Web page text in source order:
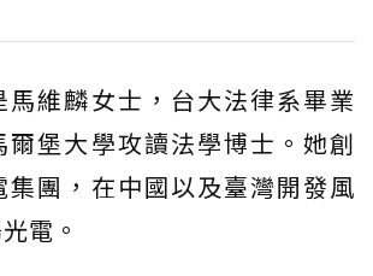
馬維麟女士，台大法律系畢業
爾堡大學攻讀法學博士。她創
集團，在中國以及臺灣開發風
電。